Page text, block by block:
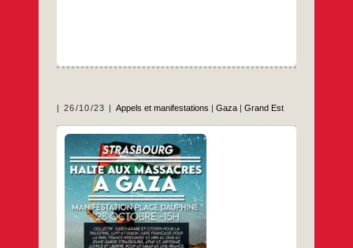
26/10/23 Appels et manifestations | Gaza| Grand Est